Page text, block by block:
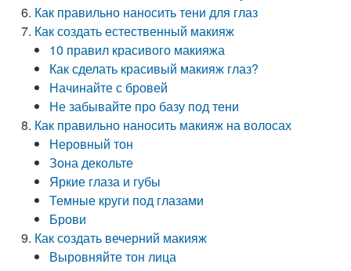
Как правильно наносить тени для глаз
Как создать естественный макияж
10 правил красивого макияжа
Как сделать красивый макияж глаз?
Начинайте с бровей
Не забывайте про базу под тени
Как правильно наносить макияж на волосах
Неровный тон
Зона декольте
Яркие глаза и губы
Темные круги под глазами
Брови
Как создать вечерний макияж
Выровняйте тон лица